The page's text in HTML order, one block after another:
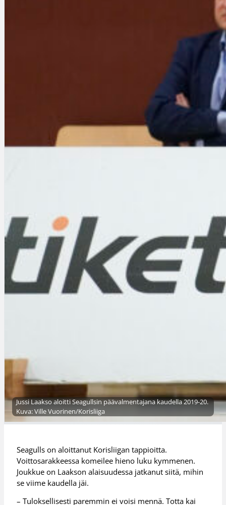
Jussi Laakso aloitti Seagullsin päävalmentajana kaudella 2019-20.
Kuva: Ville Vuorinen/Korisliiga
Seagulls on aloittanut Korisliigan tappioitta.
Voittosarakkeessa komeilee hieno luku kymmenen.
Joukkue on Laakson alaisuudessa jatkanut siitä, mihin
se viime kaudella jäi.
– Tuloksellisesti paremmin ei voisi mennä. Totta kai